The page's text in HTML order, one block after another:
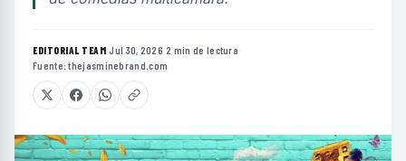
EDITORIAL TEAM·Jul 30, 2026·2 min de lectura·
Fuente:thejasminebrand.com